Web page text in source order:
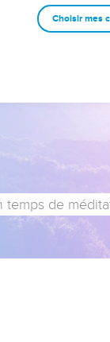
temps de
Choisir mes